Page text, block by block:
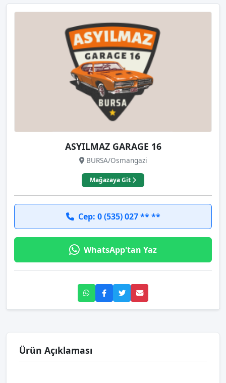
ASYILMAZ GARAGE 16
BURSA/Osmangazi
Mağazaya Git
Cep: 0 (535) 027 ** **
WhatsApp'tan Yaz
Ürün Açıklaması